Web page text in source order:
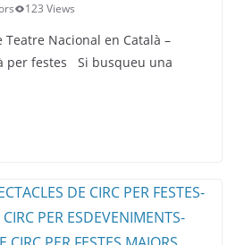
123 Views
Teatre Nacional en Català –
per festes Si busqueu una